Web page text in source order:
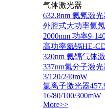
气体激光器
632.8nm 氦氖激
外腔式大功率氦
2000mm 功率9-
高功率氦镉HE-
320nm 氦镉气体
337nm氮分子激
3/120/240mW
氩离子激光器
16/80/100/300mW
More>>